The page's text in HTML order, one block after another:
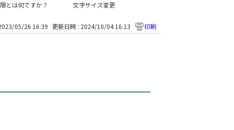
文字サイズ変更
とは何ですか？
05/26 16:39 更新日時 : 2024/10/04 16:13 印刷